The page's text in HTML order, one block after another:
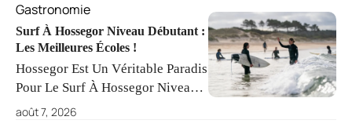
Gastronomie
Surf À Hossegor Niveau Débutant :
Les Meilleures Écoles !
Hossegor Est Un Véritable Paradis
Pour Le Surf À Hossegor Niveau
Débutant, Offrant Des Plages
août 7, 2026